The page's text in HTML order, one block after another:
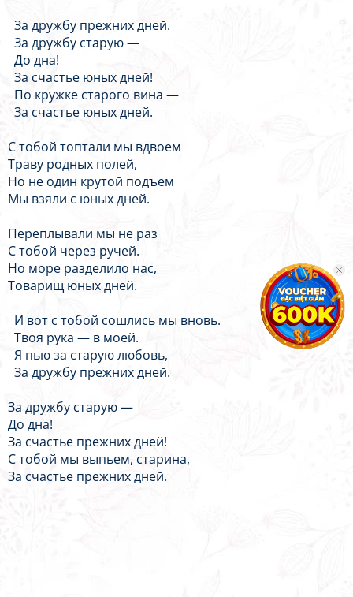
За дружбу прежних дней.
За дружбу старую —
До дна!
За счастье юных дней!
По кружке старого вина —
За счастье юных дней.
С тобой топтали мы вдвоем
Траву родных полей,
Но не один крутой подъем
Мы взяли с юных дней.
Переплывали мы не раз
С тобой через ручей.
Но море разделило нас,
Товарищ юных дней.
И вот с тобой сошлись мы вновь.
Твоя рука — в моей.
Я пью за старую любовь,
За дружбу прежних дней.
За дружбу старую —
До дна!
За счастье прежних дней!
С тобой мы выпьем, старина,
За счастье прежних дней.